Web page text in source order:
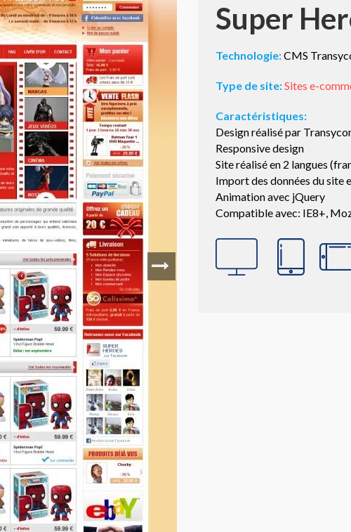
Super
Technologie:CMS
Type de site:Sites e-
Caractéristiques:
Design réalisé par
Responsive design
Site réalisé en 2 langues
Import des données du site
Animation avec jQuery
Compatible avec: IE8+,